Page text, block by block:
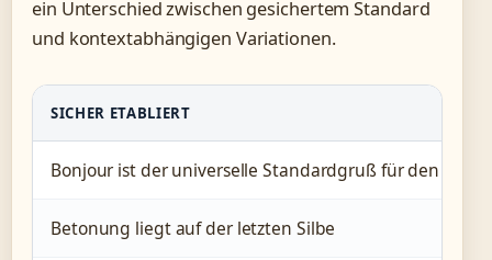
ein Unterschied zwischen gesichertem Standard
und kontextabhängigen Variationen.
SICHER ETABLIERT
Bonjour ist der universelle Standardgruß für den
Betonung liegt auf der letzten Silbe